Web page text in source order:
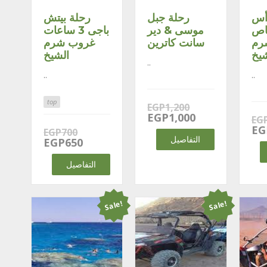
رحلة بيتش
باجى 3 ساعات
غروب شرم
الشيخ
..
top
EGP700Original
price
was:
EGP700.
EGP650Current
price
is:
EGP650.
التفاصيل
رحلة جبل
موسى & دير
سانت كاترين
..
EGP1,200Original
price
was:
EGP1,200.
EGP1,000Current
price
is:
EGP1,000.
التفاصيل
..
Sale! Sale!